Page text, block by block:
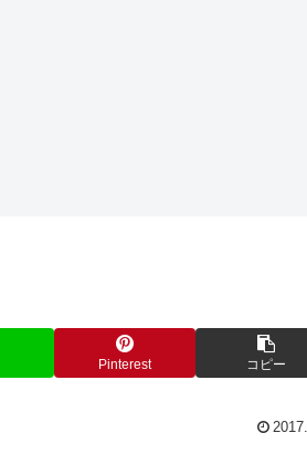
Pinterest コピー